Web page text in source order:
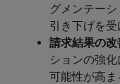
グメンテー
引き下げを受
請求結果の改
ションの強
可能性が高ま